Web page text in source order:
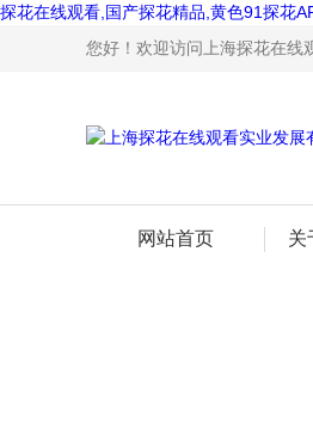
探花在线观看,国产探花精品,黄色91探花
您好！欢迎访问上海探花在线
网站首页 关